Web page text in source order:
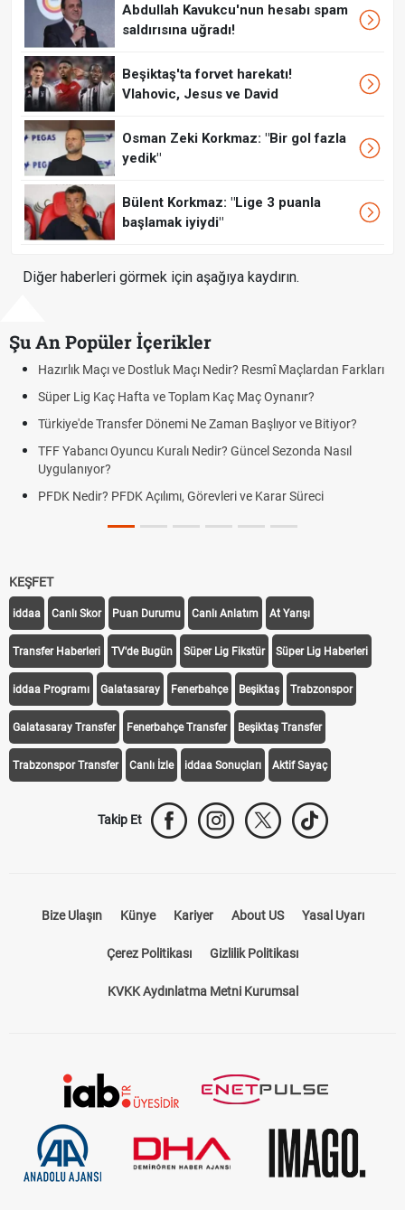
Abdullah Kavukcu'nun hesabı spam
saldırısına uğradı!
Beşiktaş'ta forvet harekatı!
Vlahovic, Jesus ve David
Osman Zeki Korkmaz: "Bir gol fazla
yedik"
Bülent Korkmaz: "Lige 3 puanla
başlamak iyiydi"
Diğer haberleri görmek için aşağıya kaydırın.
Şu An Popüler İçerikler
Hazırlık Maçı ve Dostluk Maçı Nedir? Resmî Maçlardan Farkları
Süper Lig Kaç Hafta ve Toplam Kaç Maç Oynanır?
Türkiye'de Transfer Dönemi Ne Zaman Başlıyor ve Bitiyor?
TFF Yabancı Oyuncu Kuralı Nedir? Güncel Sezonda Nasıl
Uygulanıyor?
PFDK Nedir? PFDK Açılımı, Görevleri ve Karar Süreci
KEŞFET
iddaa Canlı Skor Puan Durumu Canlı Anlatım At Yarışı
Transfer Haberleri TV'de Bugün Süper Lig Fikstür Süper Lig Haberleri
iddaa Programı Galatasaray Fenerbahçe Beşiktaş Trabzonspor
Galatasaray Transfer Fenerbahçe Transfer Beşiktaş Transfer
Trabzonspor Transfer Canlı İzle iddaa Sonuçları Aktif Sayaç
Takip Et
Bize Ulaşın Künye Kariyer About US Yasal Uyarı
Çerez Politikası Gizlilik Politikası
KVKK Aydınlatma Metni Kurumsal